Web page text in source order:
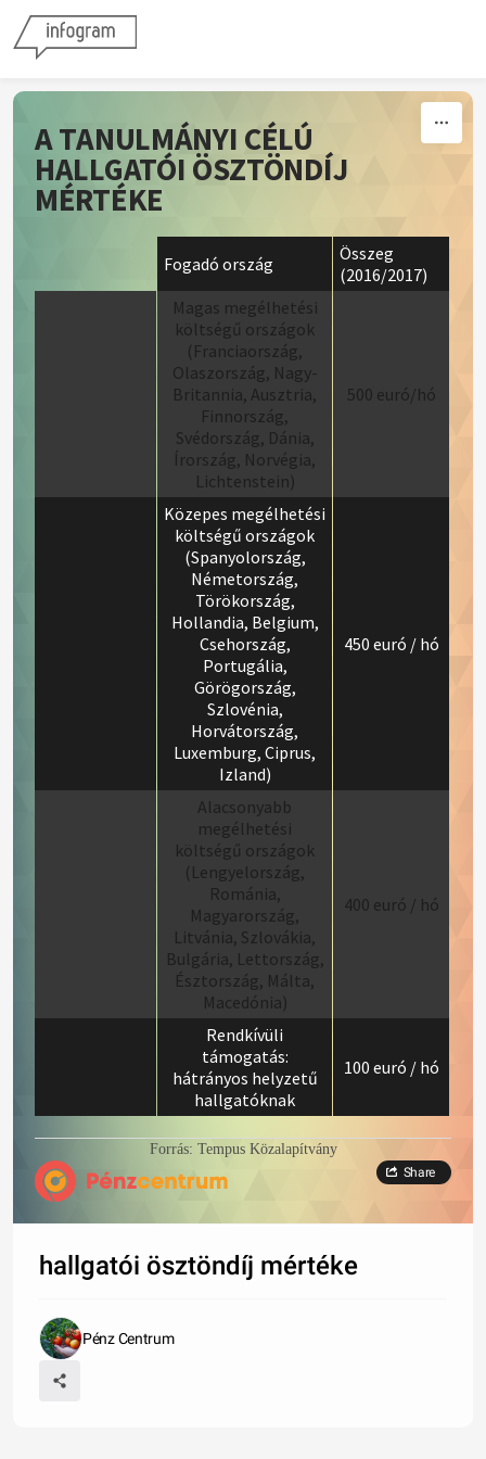
A TANULMÁNYI CÉLÚ
HALLGATÓI ÖSZTÖNDÍJ
MÉRTÉKE
Fogadó ország
Összeg
(2016/2017)
Magas megélhetési
költségű országok
(Franciaország,
Olaszország, Nagy-
Britannia, Ausztria,
Finnország,
Svédország, Dánia,
Írország, Norvégia,
Lichtenstein)
500 euró/hó
Közepes megélhetési
költségű országok
(Spanyolország,
Németország,
Törökország,
Hollandia, Belgium,
Csehország,
Portugália,
Görögország,
Szlovénia,
Horvátország,
Luxemburg, Ciprus,
Izland)
450 euró / hó
Alacsonyabb
megélhetési
költségű országok
(Lengyelország,
Románia,
Magyarország,
Litvánia, Szlovákia,
Bulgária, Lettország,
Észtország, Málta,
Macedónia)
400 euró / hó
Rendkívüli
támogatás:
hátrányos helyzetű
hallgatóknak
100 euró / hó
Forrás: Tempus Közalapítvány
Share
hallgatói ösztöndíj mértéke
Pénz Centrum